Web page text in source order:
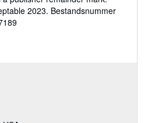
5
Sternen
2023. Bestandsnummer